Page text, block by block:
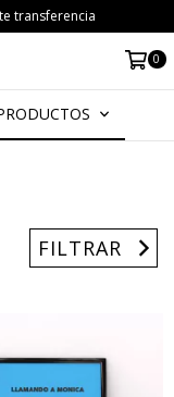
transferencia
0
FILTRAR